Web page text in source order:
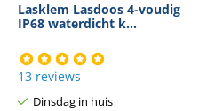
Lasklem Lasdoos 4-voudig
IP68 waterdicht k...
13 reviews
Dinsdag in huis